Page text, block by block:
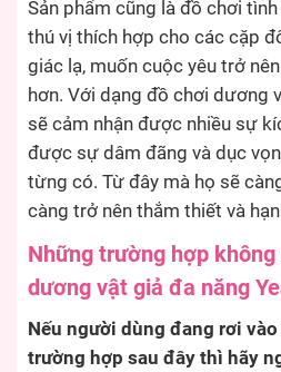
Sản phẩm cũng là đồ chơi
thú vị thích hợp cho các cặp
giác lạ, muốn cuộc yêu trở
hơn. Với dạng đồ chơi dương
sẽ cảm nhận được nhiều sự
được sự dâm đãng và dục
từng có. Từ đây mà họ sẽ
càng trở nên thắm thiết và
Những trường hợp không
dương vật giả đa năng
Nếu người dùng đang rơi
trường hợp sau đây thì hãy